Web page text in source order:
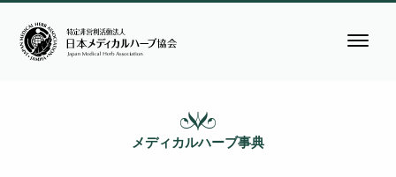
メディカルハーブ事典